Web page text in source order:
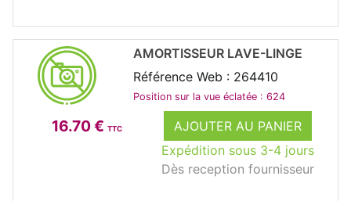
16.70 € TTC
AJOUTER AU PANIER
Expédition sous 3-4 jours
Dès reception fournisseur
AMORTISSEUR LAVE-LINGE
Référence Web : 264410
Position sur la vue éclatée : 624